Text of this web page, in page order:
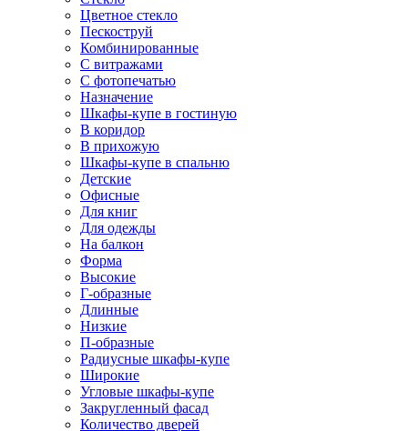
Цветное стекло
Пескоструй
Комбинированные
С витражами
С фотопечатью
Назначение
Шкафы-купе в гостиную
В коридор
В прихожую
Шкафы-купе в спальню
Детские
Офисные
Для книг
Для одежды
На балкон
Форма
Высокие
Г-образные
Длинные
Низкие
П-образные
Радиусные шкафы-купе
Широкие
Угловые шкафы-купе
Закругленный фасад
Количество дверей